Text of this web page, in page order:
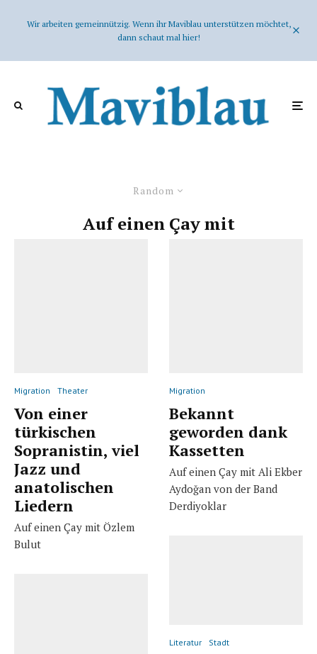
Wir arbeiten gemeinnützig. Wenn ihr Maviblau unterstützen möchtet,
dann schaut mal hier!
Random
Auf einen Çay mit
Migration Theater
Von einer
türkischen
Sopranistin, viel
Jazz und
anatolischen
Liedern
Auf einen Çay mit Özlem
Bulut
Migration
Bekannt
geworden dank
Kassetten
Auf einen Çay mit Ali Ekber
Aydoğan von der Band
Derdiyoklar
Literatur Stadt